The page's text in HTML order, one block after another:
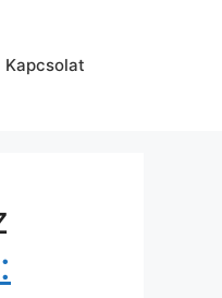
Kapcsolat